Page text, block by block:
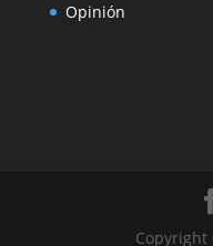
Opinión